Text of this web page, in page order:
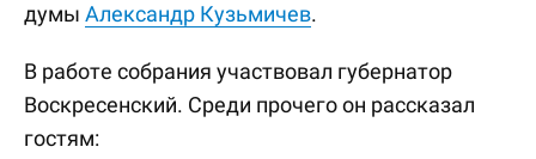
думы Александр Кузьмичев.
В работе собрания участвовал губернатор
Воскресенский. Среди прочего он рассказал
гостям: